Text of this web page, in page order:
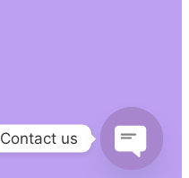
Contact us